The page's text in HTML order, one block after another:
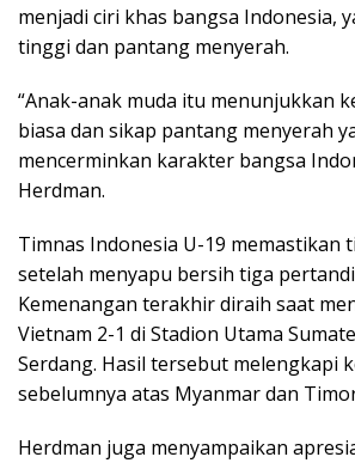
menjadi ciri khas bangsa Indonesia,
tinggi dan pantang menyerah.
“Anak-anak muda itu menunjukkan
biasa dan sikap pantang menyerah
mencerminkan karakter bangsa
Herdman.
Timnas Indonesia U-19 memastikan
setelah menyapu bersih tiga
Kemenangan terakhir diraih saat
Vietnam 2-1 di Stadion Utama
Serdang. Hasil tersebut melengkapi
sebelumnya atas Myanmar dan
Herdman juga menyampaikan